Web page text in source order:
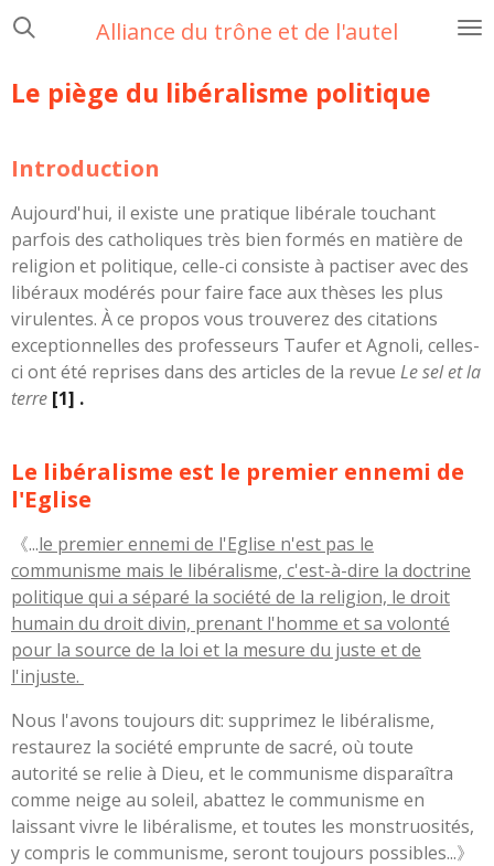
Passer
principal
Alliance du trône et de l'autel
Le piège du libéralisme politique
Introduction
Aujourd'hui, il existe une pratique libérale touchant
parfois des catholiques très bien formés en matière de
religion et politique, celle-ci consiste à pactiser avec des
libéraux modérés pour faire face aux thèses les plus
virulentes. À ce propos vous trouverez des citations
exceptionnelles des professeurs Taufer et Agnoli, celles-
ci ont été reprises dans des articles de la revue Le sel et la
terre [1] .
Le libéralisme est le premier ennemi de
l'Eglise
《...le premier ennemi de l'Eglise n'est pas le
communisme mais le libéralisme, c'est-à-dire la doctrine
politique qui a séparé la société de la religion, le droit
humain du droit divin, prenant l'homme et sa volonté
pour la source de la loi et la mesure du juste et de
l'injuste.
Nous l'avons toujours dit: supprimez le libéralisme,
restaurez la société emprunte de sacré, où toute
autorité se relie à Dieu, et le communisme disparaîtra
comme neige au soleil, abattez le communisme en
laissant vivre le libéralisme, et toutes les monstruosités,
y compris le communisme, seront toujours possibles...》